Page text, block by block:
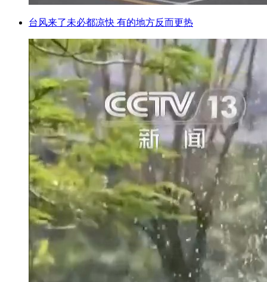
台风来了未必都凉快 有的地方反而更热